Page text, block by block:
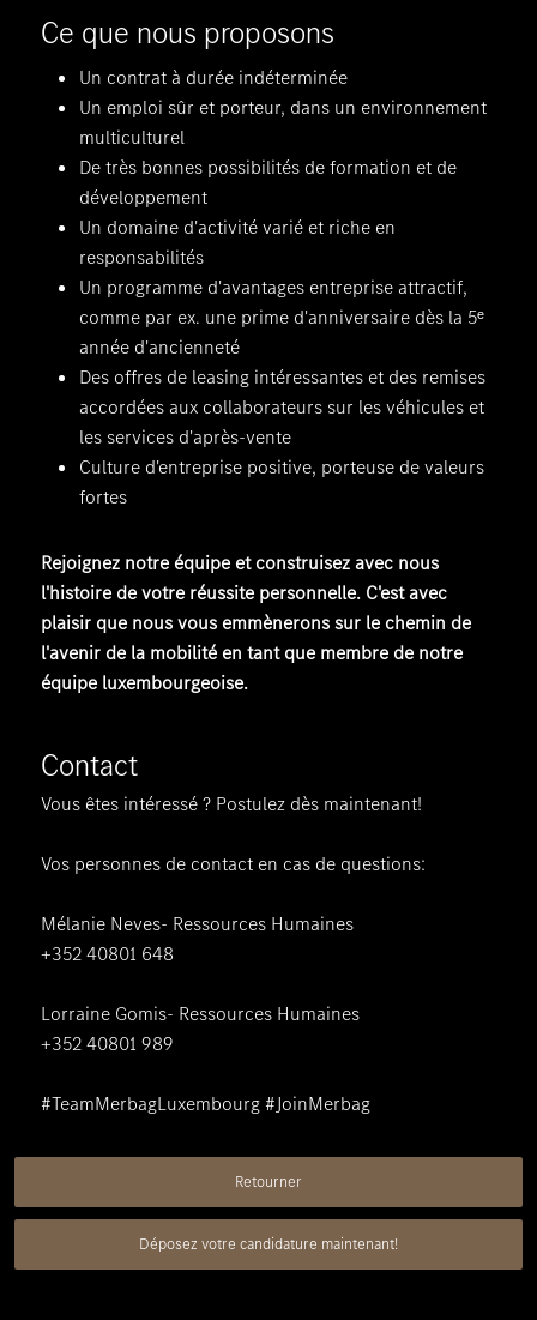
Ce que nous proposons
Un contrat à durée indéterminée
Un emploi sûr et porteur, dans un environnement
multiculturel
De très bonnes possibilités de formation et de
développement
Un domaine d'activité varié et riche en
responsabilités
Un programme d'avantages entreprise attractif,
comme par ex. une prime d'anniversaire dès la 5ᵉ
année d'ancienneté
Des offres de leasing intéressantes et des remises
accordées aux collaborateurs sur les véhicules et
les services d'après-vente
Culture d'entreprise positive, porteuse de valeurs
fortes
Rejoignez notre équipe et construisez avec nous
l'histoire de votre réussite personnelle. C'est avec
plaisir que nous vous emmènerons sur le chemin de
l'avenir de la mobilité en tant que membre de notre
équipe luxembourgeoise.
Contact
Vous êtes intéressé ? Postulez dès maintenant!
Vos personnes de contact en cas de questions:
Mélanie Neves- Ressources Humaines
+352 40801 648
Lorraine Gomis- Ressources Humaines
+352 40801 989
#TeamMerbagLuxembourg #JoinMerbag
Retourner
Déposez votre candidature maintenant!